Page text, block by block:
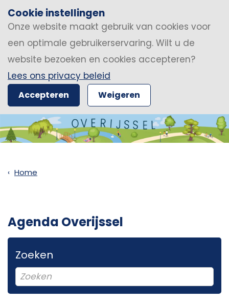
Cookie instellingen
Onze website maakt gebruik van cookies voor
een optimale gebruikerservaring. Wilt u de
website bezoeken en cookies accepteren?
Lees ons privacy beleid
Accepteren Weigeren
Home
Agenda Overijssel
Zoeken